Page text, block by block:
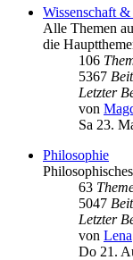
Wissenschaft
Alle Themen
die
106
5367
Letzter
von
Sa 23.
Philosophie
63
5047
Letzter
von Lena
Do 21.